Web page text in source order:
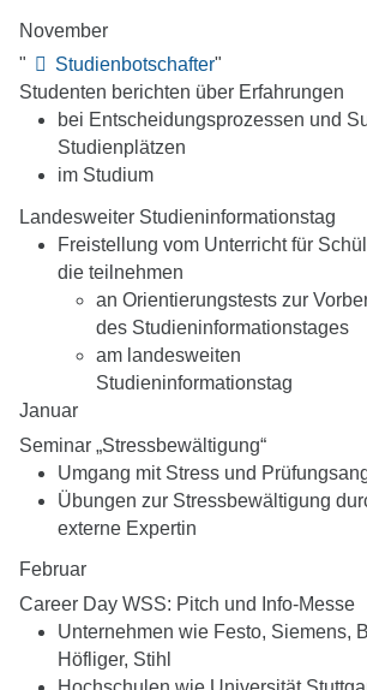
November
"
Studienbotschafter"
Studenten berichten über Erfahrungen
bei Entscheidungsprozessen und
Studienplätzen
im Studium
Landesweiter Studieninformationstag
Freistellung vom Unterricht für
die teilnehmen
an Orientierungstests zur
des Studieninformationstages
am landesweiten
Studieninformationstag
Januar
Seminar „Stressbewältigung“
Umgang mit Stress und
Übungen zur Stressbewältigung
externe Expertin
Februar
Career Day WSS: Pitch und Info-Messe
Unternehmen wie Festo, Siemens,
Höfliger, Stihl